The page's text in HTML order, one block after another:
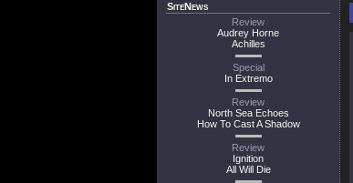
SiteNews
Review
Audrey Horne
Achilles
Special
In Extremo
Review
North Sea Echoes
How To Cast A Shadow
Review
Ignition
All Will Die